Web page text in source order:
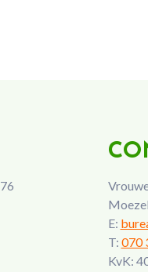
E:
T: 070
KvK: